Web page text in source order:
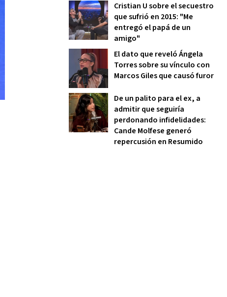
Cristian U sobre el secuestro
que sufrió en 2015: "Me
entregó el papá de un
amigo"
El dato que reveló Ángela
Torres sobre su vínculo con
Marcos Giles que causó furor
De un palito para el ex, a
admitir que seguiría
perdonando infidelidades:
Cande Molfese generó
repercusión en Resumido